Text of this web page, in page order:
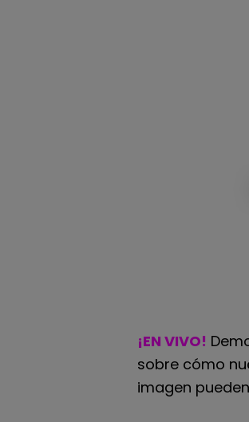
¡EN VIVO!
sobre cómo
imagen